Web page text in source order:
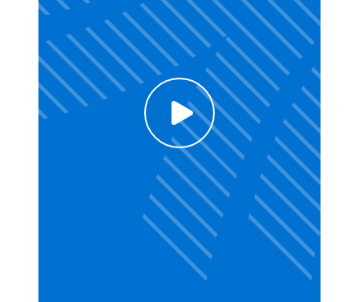
Voir la vidéo
Click to enable Youtube cookies and see
content